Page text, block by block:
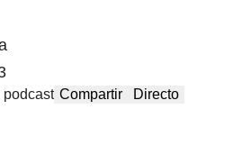
podcast Compartir Directo